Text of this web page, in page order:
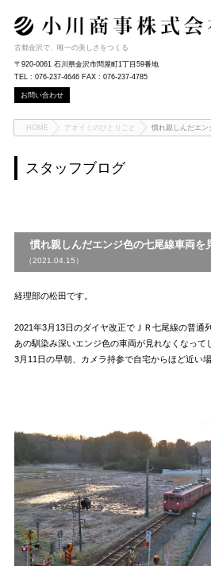
古都金沢で、唯一の美しさをつくる
〒920-0061 石川県金沢市問屋町1丁目59番地
TEL : 076-237-4646 FAX : 076-237-4785
お問い合わせ
HOME アオイミのひとりごと 慣れ親しんだエン
スタッフブログ
慣れ親しんだエンジ色の七尾線車両を
（2021.04.15）
経理部の松田です。
2021年3月13日のダイヤ改正でＪＲ七尾線の普通
あの馴染み深いエンジ色の車両が見れなくなって
3月11日の早朝、カメラ持参で自宅からほど近い